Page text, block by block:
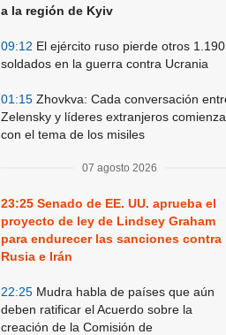
a la región de Kyiv
09:12 El ejército ruso pierde otros 1.190
soldados en la guerra contra Ucrania
01:15 Zhovkva: Cada conversación
Zelensky y líderes extranjeros comienza
con el tema de los misiles
07 agosto 2026
23:25 Senado de EE. UU. aprueba el
proyecto de ley de Lindsey Graham
para endurecer las sanciones contra
Rusia e Irán
22:25 Mudra habla de países que aún
deben ratificar el Acuerdo sobre la
creación de la Comisión de